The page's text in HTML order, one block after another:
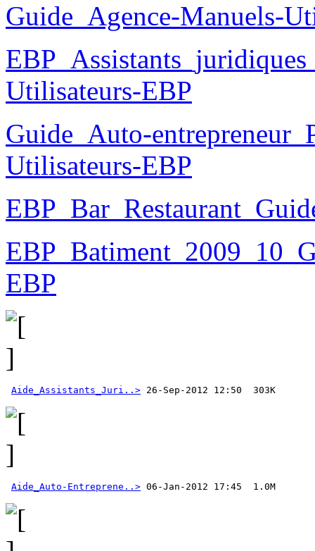
Guide_Agence-Manuels-
Utilisateurs-EBP
Guide_Auto-
Utilisateurs-EBP
EBP
Aide_Assistants_Juri..>
Aide_Auto-Entreprene..>